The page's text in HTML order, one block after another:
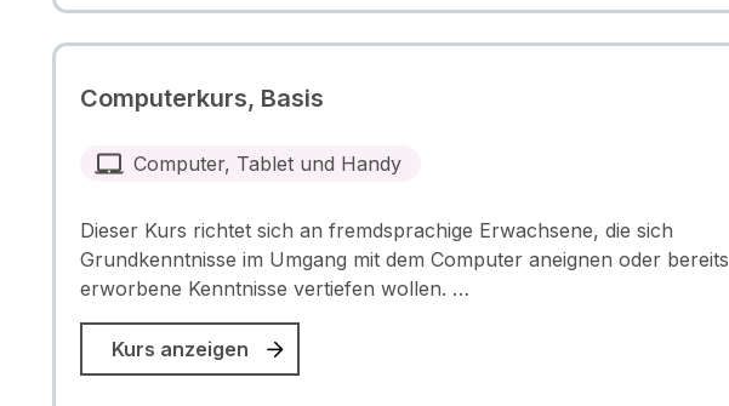
Computerkurs, Basis
Computer, Tablet und Handy
Dieser Kurs richtet sich an fremdsprachige Erwachsene, die sich
Grundkenntnisse im Umgang mit dem Computer aneignen oder bereits
erworbene Kenntnisse vertiefen wollen. …
Kurs anzeigen